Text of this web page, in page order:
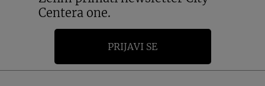
Centera one.
PRIJAVI SE